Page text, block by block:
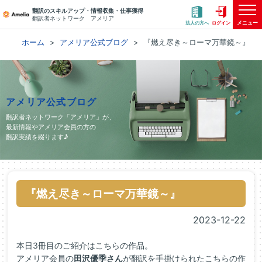
翻訳のスキルアップ・情報収集・仕事獲得
翻訳者ネットワーク アメリア
法人の方へ ログイン メニュー
ホーム アメリア公式ブログ 『燃え尽き～ローマ万華鏡～』
アメリア公式ブログ
翻訳者ネットワーク「アメリア」が、
最新情報やアメリア会員の方の
翻訳実績を綴ります♪
『燃え尽き～ローマ万華鏡～』
2023-12-22
本日3冊目のご紹介はこちらの作品。
アメリア会員の田沢優季さんが翻訳を手掛けられたこちらの作